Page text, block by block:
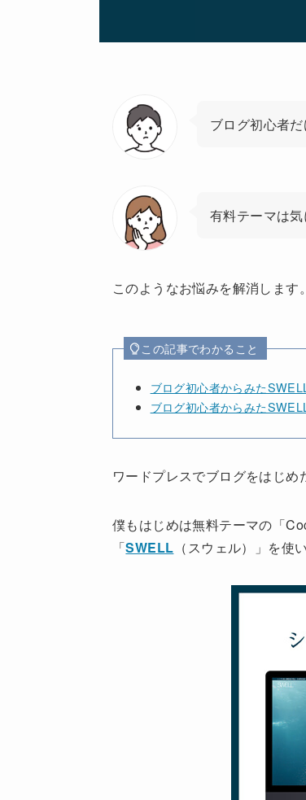
ブログ初心者
有料テーマは
このようなお悩みを解消します。
この記事でわかること
ブログ初心者からみた
ブログ初心者からみた
ワードプレスでブログをはじめ
僕もはじめは無料テーマの「
「SWELL （スウェル）」を使